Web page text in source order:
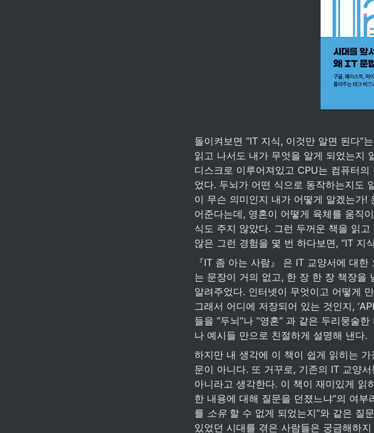
돌이켜보면 “IT 지식, 이것만 알면 된다”
읽고 나서도 내가 무엇을 알게 되었는지
디스크로 이루어져있고 CPU는 컴퓨터
었다. 두뇌가 어떤 식으로 동작하는지도
이 무슨 의미인지 내가 어떻게 알겠는가!
어준다는데, 영혼이 어떻게 육체를 움직
식도 주지 않았다. 그런 두꺼운 책을 읽
않은 그런 경험을 몇 번 하다보면, “IT 지
『IT 좀 아는 사람』 은 IT 교양서에 대
는 문장이 거의 없고, 한 장 한 장 책장을
알려주었다. 인터넷이 무엇이고 어떻게
그래서 어디에 저장되어 있는 것인지,
들을 “두뇌”나 “영혼” 과 같은 두리뭉술
나 예시들 만으로 친절하게 설명해 낸다.
하지만 내 생각에 이 책이 쉽게 읽히는
문이 아니다. 또 거꾸로, 기존의 IT 교양
아니라고 생각한다. 이 책이 재미있게 읽
한 내용에 대해 질문을 던졌느냐”의 여
를 소유 할 수 없게 되었는지”와 같은 질
있었던 시대를 겪은 사람들은 궁금해하